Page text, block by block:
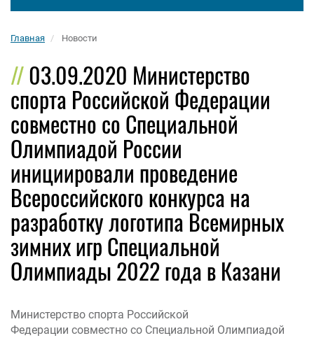
Главная Новости
03.09.2020 Министерство
спорта Российской Федерации
совместно со Специальной
Олимпиадой России
инициировали проведение
Всероссийского конкурса на
разработку логотипа Всемирных
зимних игр Специальной
Олимпиады 2022 года в Казани
Министерство спорта Российской
Федерации совместно со Специальной Олимпиадой